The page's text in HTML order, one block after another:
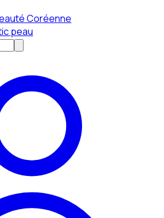
Coréenne
peau